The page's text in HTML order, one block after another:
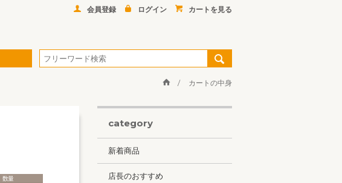
会員登録 ログイン カートを見る
カートの中身
数量
category
新着商品
店長のおすすめ